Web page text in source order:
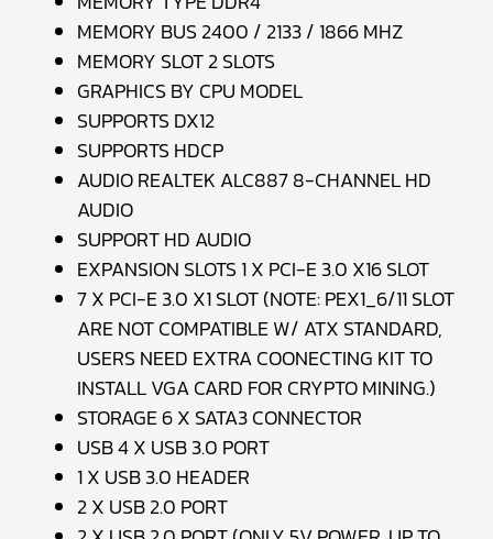
MEMORY BUS 2400 / 2133 / 1866 MHZ
MEMORY SLOT 2 SLOTS
GRAPHICS BY CPU MODEL
SUPPORTS DX12
SUPPORTS HDCP
AUDIO REALTEK ALC887 8-CHANNEL HD
AUDIO
SUPPORT HD AUDIO
EXPANSION SLOTS 1 X PCI-E 3.0 X16 SLOT
7 X PCI-E 3.0 X1 SLOT (NOTE: PEX1_6/11 SLOT
ARE NOT COMPATIBLE W/ ATX STANDARD,
USERS NEED EXTRA COONECTING KIT TO
INSTALL VGA CARD FOR CRYPTO MINING.)
STORAGE 6 X SATA3 CONNECTOR
USB 4 X USB 3.0 PORT
1 X USB 3.0 HEADER
2 X USB 2.0 PORT